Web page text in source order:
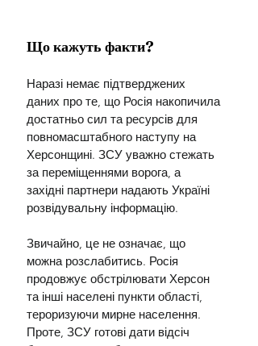
Що кажуть факти?
Наразі немає підтверджених
даних про те, що Росія накопичила
достатньо сил та ресурсів для
повномасштабного наступу на
Херсонщині. ЗСУ уважно стежать
за переміщеннями ворога, а
західні партнери надають Україні
розвідувальну інформацію.
Звичайно, це не означає, що
можна розслабитись. Росія
продовжує обстрілювати Херсон
та інші населені пункти області,
тероризуючи мирне населення.
Проте, ЗСУ готові дати відсіч